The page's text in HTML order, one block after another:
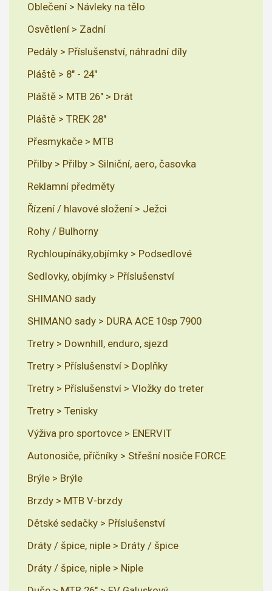
Oblečení > Návleky na tělo
Osvětlení > Zadní
Pedály > Příslušenství, náhradní díly
Pláště > 8" - 24"
Pláště > MTB 26" > Drát
Pláště > TREK 28"
Přesmykače > MTB
Přilby > Přilby > Silniční, aero, časovka
Reklamní předměty
Řízení / hlavové složení > Ježci
Rohy / Bulhorny
Rychloupínáky,objímky > Podsedlové
Sedlovky, objímky > Příslušenství
SHIMANO sady
SHIMANO sady > DURA ACE 10sp 7900
Tretry > Downhill, enduro, sjezd
Tretry > Příslušenství > Doplňky
Tretry > Příslušenství > Vložky do treter
Tretry > Tenisky
Výživa pro sportovce > ENERVIT
Autonosiče, příčníky > Střešní nosiče FORCE
Brýle > Brýle
Brzdy > MTB V-brzdy
Dětské sedačky > Příslušenství
Dráty / špice, niple > Dráty / špice
Dráty / špice, niple > Niple